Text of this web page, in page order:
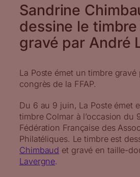
Sandrine
dessine le
gravé par André
La Poste émet un timbre
congrès de la FFAP.
Du 6 au 9 juin, La Poste émet
timbre Colmar à l’occasion du
Fédération Française des
Philatéliques. Le timbre est
Chimbaud et gravé en taille-
Lavergne.